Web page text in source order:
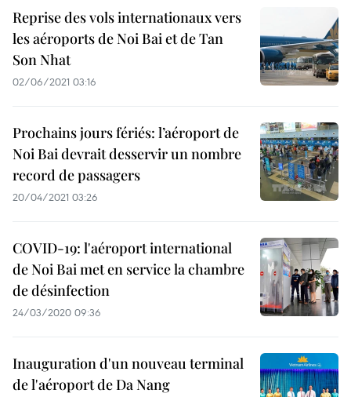
Reprise des vols internationaux vers
les aéroports de Noi Bai et de Tan
Son Nhat
02/06/2021 03:16
Prochains jours fériés: l’aéroport de
Noi Bai devrait desservir un nombre
record de passagers
20/04/2021 03:26
COVID-19: l'aéroport international
de Noi Bai met en service la chambre
de désinfection
24/03/2020 09:36
Inauguration d'un nouveau terminal
de l'aéroport de Da Nang